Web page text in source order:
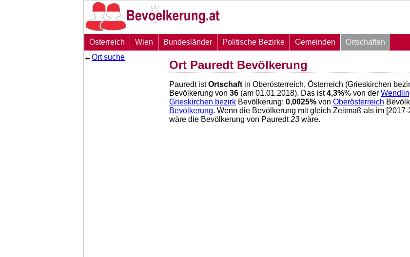
Österreich Wien Bundesländer Politische Bezirke Gemeinden
Ortschaften
←Ort suche
Ort Pauredt Bevölkerung
Pauredt istOrtschaft in Oberösterreich, Österreich (Grieskirchen
Bevölkerung von 36 (am 01.01.2018). Das ist4,3%% von der
Grieskirchen bezirk Bevölkerung; 0,0025% von Oberösterreich
Bevölkerung. Wenn die Bevölkerung mit gleich Zeitmaß als im
wäre die Bevölkerung von Pauredt23 wäre.